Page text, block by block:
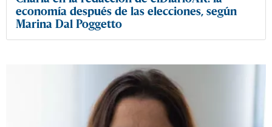
economía después de las elecciones, según
Marina Dal Poggetto